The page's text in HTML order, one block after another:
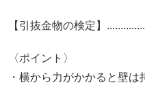
【引抜金物の検定】
〈ポイント〉
・横から力がかかると壁は